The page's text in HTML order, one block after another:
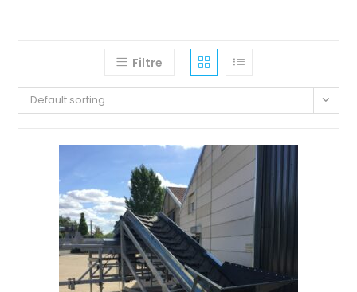
Filtre
Default sorting